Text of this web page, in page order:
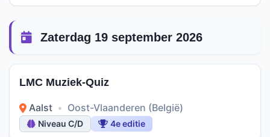
Zaterdag 19 september 2026
LMC Muziek-Quiz
Aalst • Oost-Vlaanderen (België)
Niveau C/D 4e editie